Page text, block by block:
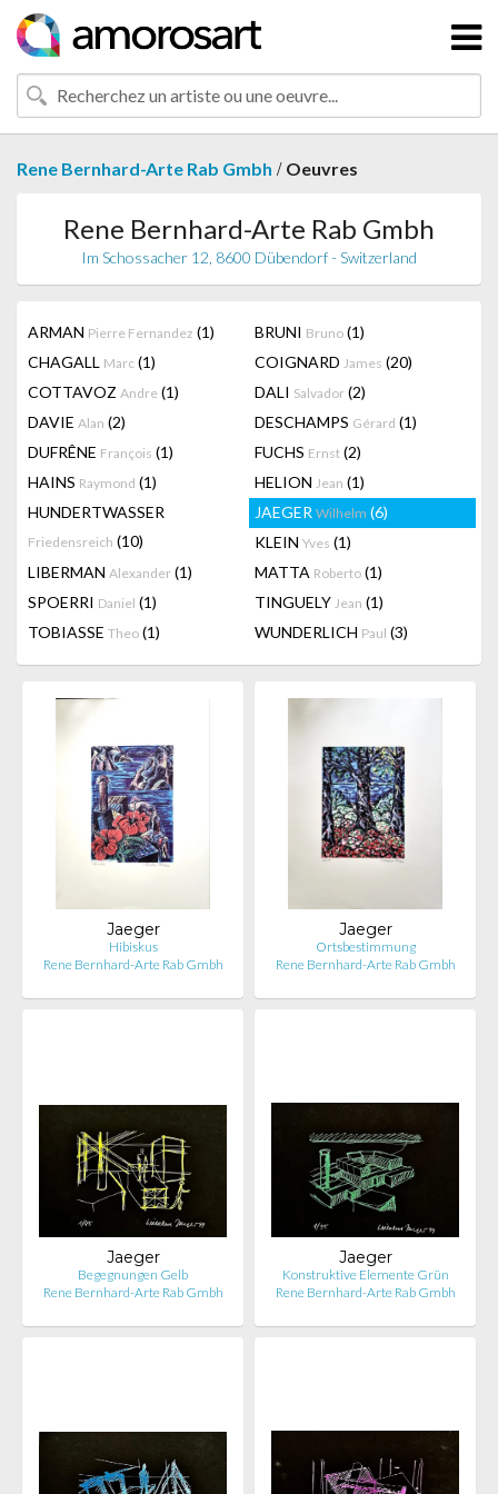
Rene Bernhard-Arte Rab Gmbh / Oeuvres
Rene Bernhard-Arte Rab Gmbh
Im Schossacher 12, 8600 Dübendorf - Switzerland
ARMAN Pierre Fernandez (1) BRUNI Bruno (1)
CHAGALL Marc (1) COIGNARD James (20)
COTTAVOZ Andre (1) DALI Salvador (2)
DAVIE Alan (2) DESCHAMPS Gérard (1)
DUFRÊNE François (1) FUCHS Ernst (2)
HAINS Raymond (1) HELION Jean (1)
HUNDERTWASSER
Friedensreich (10)
JAEGER Wilhelm (6)
KLEIN Yves (1)
LIBERMAN Alexander (1) MATTA Roberto (1)
SPOERRI Daniel (1) TINGUELY Jean (1)
TOBIASSE Theo (1) WUNDERLICH Paul (3)
Jaeger
Hibiskus
Rene Bernhard-Arte Rab Gmbh
Jaeger
Ortsbestimmung
Rene Bernhard-Arte Rab Gmbh
Jaeger
Begegnungen Gelb
Rene Bernhard-Arte Rab Gmbh
Jaeger
Konstruktive Elemente Grün
Rene Bernhard-Arte Rab Gmbh